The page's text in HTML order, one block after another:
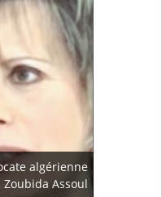
algérienne
Zoubida Assoul